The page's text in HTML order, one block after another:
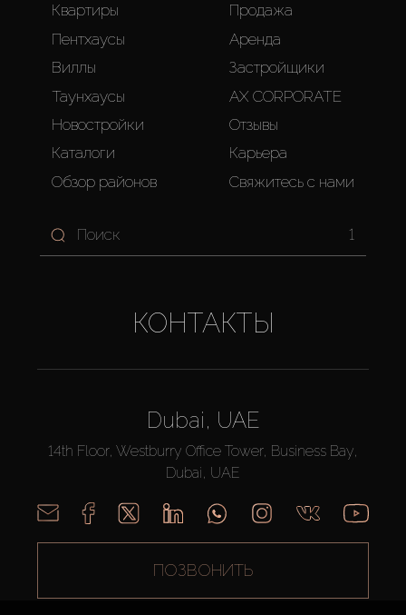
Квартиры
Пентхаусы
Виллы
Таунхаусы
Новостройки
Каталоги
Обзор районов
Продажа
Аренда
Застройщики
AX CORPORATE
Отзывы
Карьера
Свяжитесь с нами
1
КОНТАКТЫ
Dubai, UAE
14th Floor, Westburry Office Tower, Business Bay,
Dubai, UAE
ПОЗВОНИТЬ